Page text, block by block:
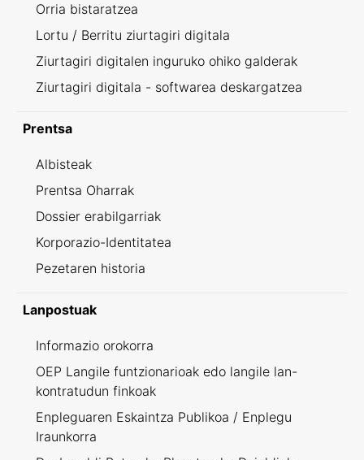
Orria bistaratzea
Lortu / Berritu ziurtagiri digitala
Ziurtagiri digitalen inguruko ohiko galderak
Ziurtagiri digitala - softwarea deskargatzea
Prentsa
Albisteak
Prentsa Oharrak
Dossier erabilgarriak
Korporazio-Identitatea
Pezetaren historia
Lanpostuak
Informazio orokorra
OEP Langile funtzionarioak edo langile lan-
kontratudun finkoak
Enpleguaren Eskaintza Publikoa / Enplegu
Iraunkorra